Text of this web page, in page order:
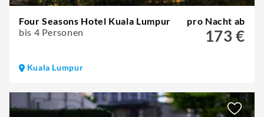
Four Seasons Hotel Kuala Lumpur
bis 4 Personen
pro Nacht ab
173 €
Kuala Lumpur